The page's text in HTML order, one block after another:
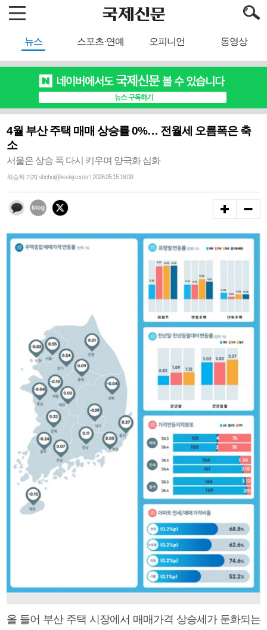
뉴스 스포츠·연예 오피니언 동영상
4월 부산 주택 매매 상승률 0%… 전월세 오름폭은 축
소
서울은 상승 폭 다시 키우며 양극화 심화
최승희 기자 shchoi@kookje.co.kr | 2026.05.15 16:09
올 들어 부산 주택 시장에서 매매가격 상승세가 둔화되는